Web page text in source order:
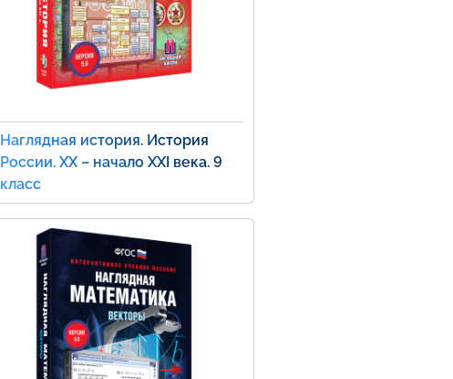
Наглядная история. История
России. XX – начало XXI века. 9
класс